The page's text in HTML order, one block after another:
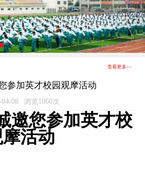
查看更多>>
参加英才校园观摩活动
04-08 浏览1060次
邀您参加英才校
摩活动